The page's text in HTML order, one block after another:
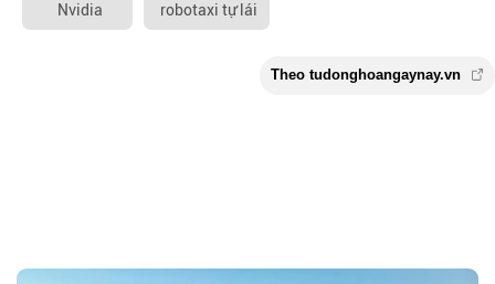
Nvidia robotaxi tự lái